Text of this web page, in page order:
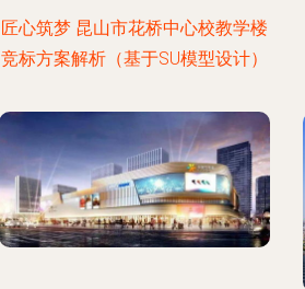
匠心筑梦 昆山市花桥中心校教学楼
竞标方案解析（基于SU模型设计）